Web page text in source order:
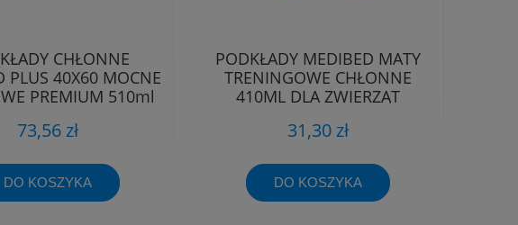
CHŁONNE
PLUS 40X60 MOCNE
PREMIUM 510ml
73,56 zł
DO KOSZYKA
PODKŁADY MEDIBED MATY
TRENINGOWE CHŁONNE
410ML DLA ZWIERZĄT
31,30 zł
DO KOSZYKA